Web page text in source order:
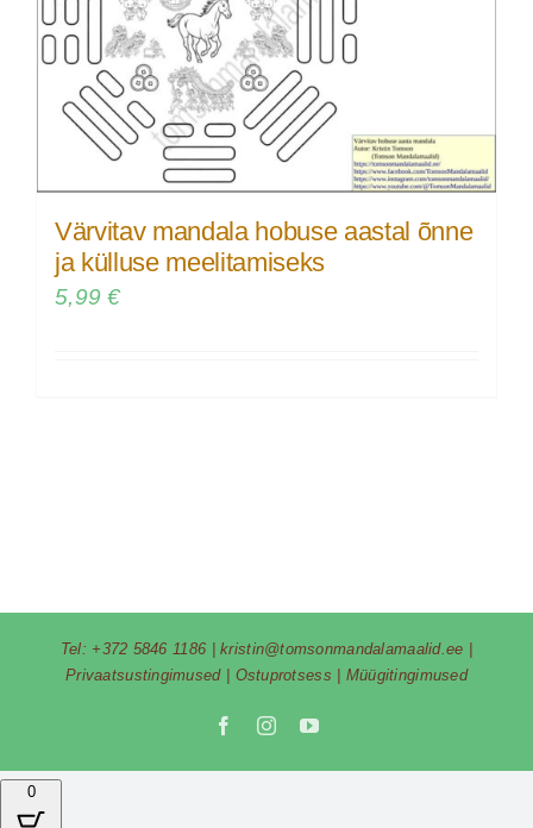
Värvitav mandala hobuse aastal õnne
ja külluse meelitamiseks
5,99€
Tel: +372 5846 1186 |kristin@tomsonmandalamaalid.ee
Privaatsustingimused| Ostuprotsess Müügitingimused
FacebookInstagramYouTube
0